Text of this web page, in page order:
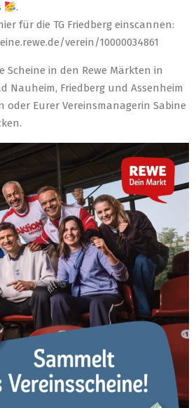
.
für die TG Friedberg einscannen:
verein/10000034861
in den Rewe Märkten in
Nauheim, Friedberg und Assenheim
oder Eurer Vereinsmanagerin Sabine